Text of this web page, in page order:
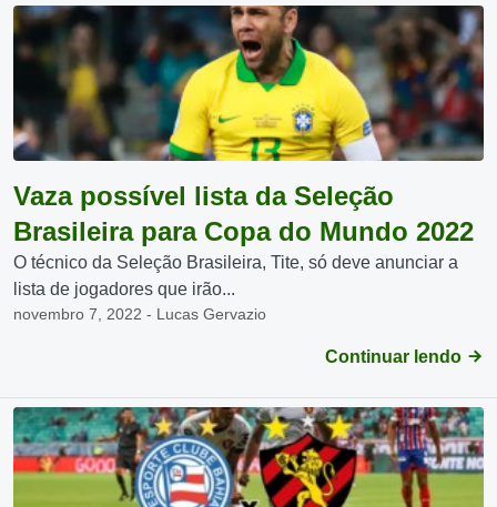
Vaza possível lista da Seleção
Brasileira para Copa do Mundo 2022
O técnico da Seleção Brasileira, Tite, só deve anunciar a
lista de jogadores que irão...
novembro 7, 2022 - Lucas Gervazio
Continuar lendo